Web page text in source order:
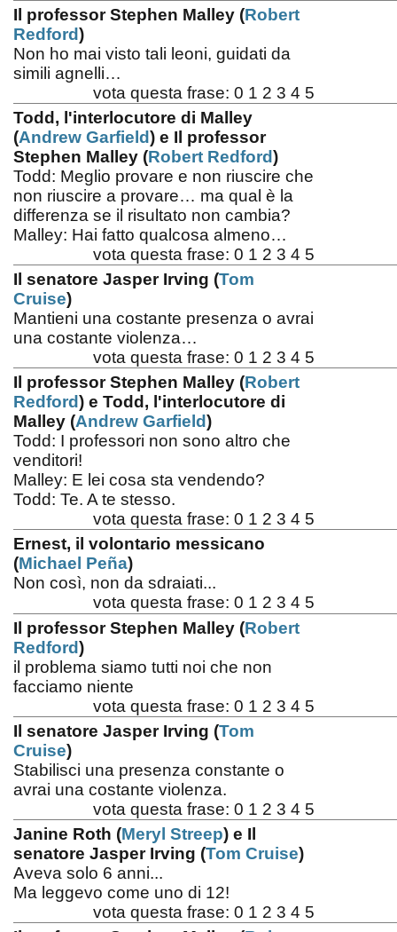
Il professor Stephen Malley (Robert
Redford)
Non ho mai visto tali leoni, guidati da
simili agnelli…
vota questa frase: 0 1 2 3 4 5
Todd, l'interlocutore di Malley
(Andrew Garfield) e Il professor
Stephen Malley (Robert Redford)
Todd: Meglio provare e non riuscire che
non riuscire a provare… ma qual è la
differenza se il risultato non cambia?
Malley: Hai fatto qualcosa almeno…
vota questa frase: 0 1 2 3 4 5
Il senatore Jasper Irving (Tom
Cruise)
Mantieni una costante presenza o avrai
una costante violenza…
vota questa frase: 0 1 2 3 4 5
Il professor Stephen Malley (Robert
Redford) e Todd, l'interlocutore di
Malley (Andrew Garfield)
Todd: I professori non sono altro che
venditori!
Malley: E lei cosa sta vendendo?
Todd: Te. A te stesso.
vota questa frase: 0 1 2 3 4 5
Ernest, il volontario messicano
(Michael Peña)
Non così, non da sdraiati...
vota questa frase: 0 1 2 3 4 5
Il professor Stephen Malley (Robert
Redford)
il problema siamo tutti noi che non
facciamo niente
vota questa frase: 0 1 2 3 4 5
Il senatore Jasper Irving (Tom
Cruise)
Stabilisci una presenza constante o
avrai una costante violenza.
vota questa frase: 0 1 2 3 4 5
Janine Roth (Meryl Streep) e Il
senatore Jasper Irving (Tom Cruise)
Aveva solo 6 anni...
Ma leggevo come uno di 12!
vota questa frase: 0 1 2 3 4 5